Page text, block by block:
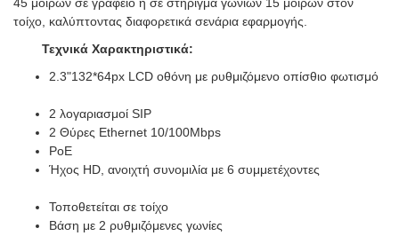
τοίχο, καλύπτοντας διαφορετικά σενάρια εφαρμογής.
Τεχνικά Χαρακτηριστικά:
2.3"132*64px LCD οθόνη με ρυθμιζόμενο οπίσθιο φωτισμό
2 λογαριασμοί SIP
2 Θύρες Ethernet 10/100Mbps
PoE
Ήχος HD, ανοιχτή συνομιλία με 6 συμμετέχοντες
Τοποθετείται σε τοίχο
Βάση με 2 ρυθμιζόμενες γωνίες